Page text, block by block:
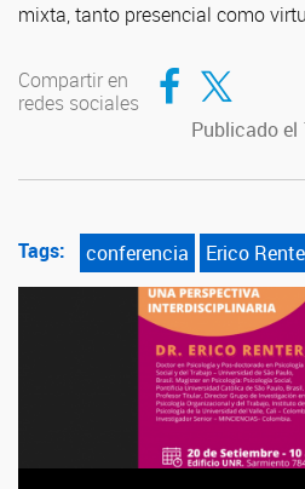
mixta, tanto presencial como
Compartir en
redes sociales
Compartir en Facebook
Compartir en Twitter
Publicado el
Tags: conferencia Erico